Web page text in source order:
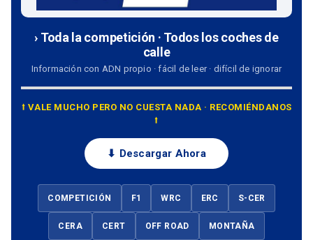
› Toda la competición · Todos los coches de
calle
Información con ADN propio · fácil de leer · difícil de ignorar
⭡ VALE MUCHO PERO NO CUESTA NADA · RECOMIÉNDANOS
⭡
⬇ Descargar Ahora
COMPETICIÓN F1 WRC ERC S-CER
CERA CERT OFF ROAD MONTAÑA